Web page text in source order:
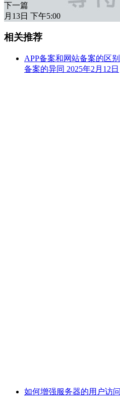
下一篇
月13日 下午5:00
相关推荐
APP备案和网站备案的区
备案的异同 2025年2月12日
如何增强服务器的用户访